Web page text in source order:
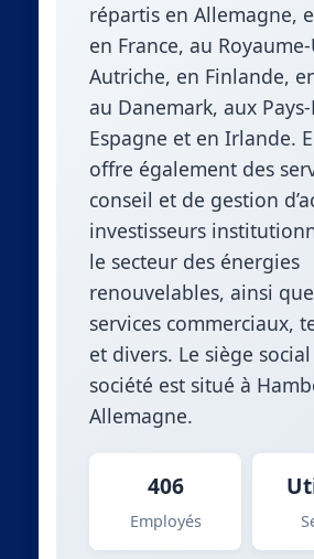
répartis en Allemagne,
en France, au
Autriche, en Finlande,
au Danemark, aux
Espagne et en Irlande.
offre également des
conseil et de gestion
investisseurs
le secteur des énergies
renouvelables, ainsi
services commerciaux,
et divers. Le siège
société est situé à
Allemagne.
406
Employés